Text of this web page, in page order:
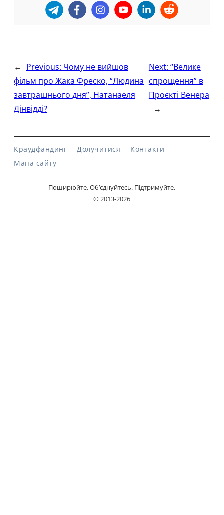
← Previous: Чому не вийшов
фільм про Жака Фреско, “Людина
завтрашнього дня”, Натанаеля
Дінвідді?
Next: “Велике
спрощення” в
Проєкті Венера
→
Краудфандинг Долучитися
Контакти
Мапа сайту
Поширюйте. Об’єднуйтесь. Підтримуйте.
© 2013-2026